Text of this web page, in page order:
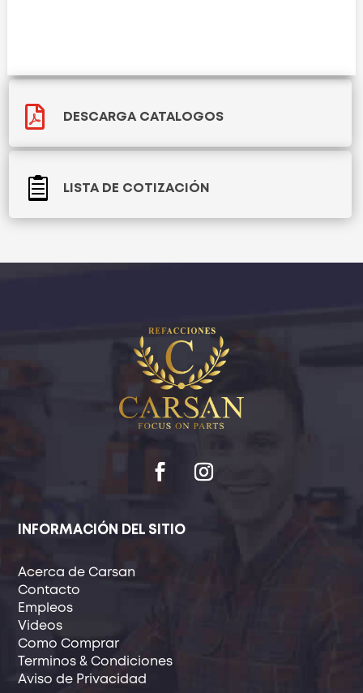
 DESCARGA CATALOGOS
 LISTA DE COTIZACIÓN
INFORMACIÓN DEL SITIO
Acerca de Carsan
Contacto
Empleos
Videos
Como Comprar
Terminos & Condiciones
Aviso de Privacidad